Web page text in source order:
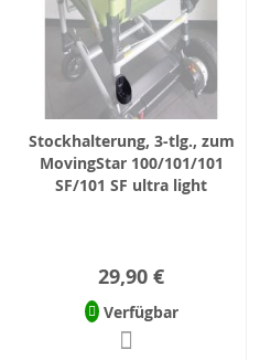
Stockhalterung, 3-tlg., zum
MovingStar 100/101/101
SF/101 SF ultra light
29,90 €
Verfügbar